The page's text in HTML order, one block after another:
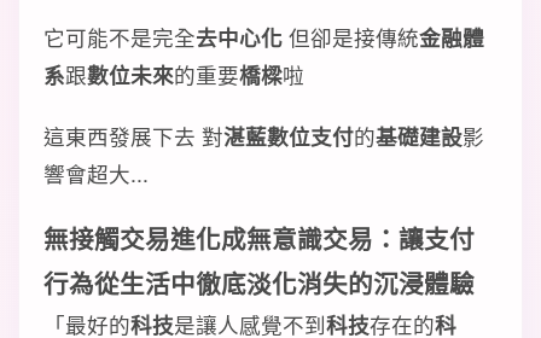
它可能不是完全去中心化 但卻是接傳統金融體
系跟數位未來的重要橋樑啦
這東西發展下去 對湛藍數位支付的基礎建設影
響會超大...
無接觸交易進化成無意識交易 ：讓支付
行為從生活中徹底淡化消失的沉浸體驗
「最好的科技是讓人感覺不到科技存在的科